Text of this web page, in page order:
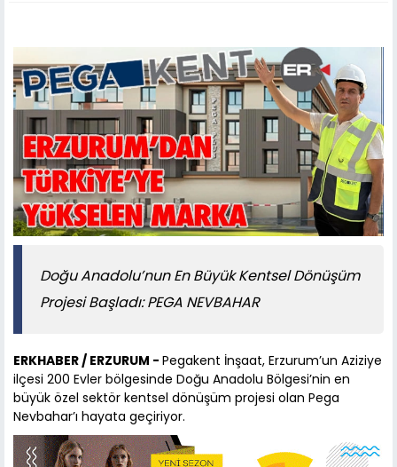
Doğu Anadolu’nun En Büyük Kentsel Dönüşüm
Projesi Başladı: PEGA NEVBAHAR
ERKHABER / ERZURUM - Pegakent İnşaat, Erzurum’un Aziziye
ilçesi 200 Evler bölgesinde Doğu Anadolu Bölgesi’nin en
büyük özel sektör kentsel dönüşüm projesi olan Pega
Nevbahar’ı hayata geçiriyor.